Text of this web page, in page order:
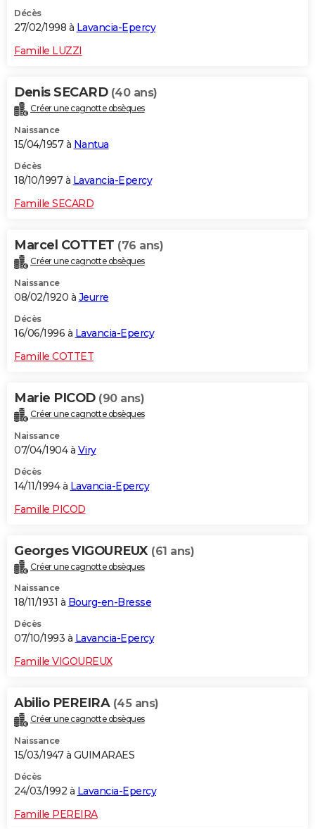
Décès
27/02/1998 à Lavancia-Epercy
Famille LUZZI
Denis SECARD (40 ans)
Créer une cagnotte obsèques
Naissance
15/04/1957 à Nantua
Décès
18/10/1997 à Lavancia-Epercy
Famille SECARD
Marcel COTTET (76 ans)
Créer une cagnotte obsèques
Naissance
08/02/1920 à Jeurre
Décès
16/06/1996 à Lavancia-Epercy
Famille COTTET
Marie PICOD (90 ans)
Créer une cagnotte obsèques
Naissance
07/04/1904 à Viry
Décès
14/11/1994 à Lavancia-Epercy
Famille PICOD
Georges VIGOUREUX (61 ans)
Créer une cagnotte obsèques
Naissance
18/11/1931 à Bourg-en-Bresse
Décès
07/10/1993 à Lavancia-Epercy
Famille VIGOUREUX
Abilio PEREIRA (45 ans)
Créer une cagnotte obsèques
Naissance
15/03/1947 à GUIMARAES
Décès
24/03/1992 à Lavancia-Epercy
Famille PEREIRA